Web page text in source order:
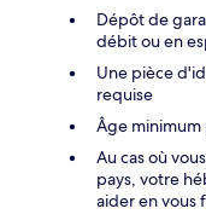
Dépôt de
débit ou en
Une pièce
requise
Âge
Au cas où
pays, votre
aider en vous